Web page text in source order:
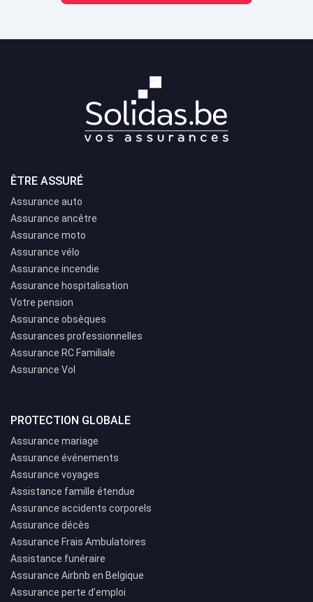
ÊTRE ASSURÉ
Assurance auto
Assurance ancêtre
Assurance moto
Assurance vélo
Assurance incendie
Assurance hospitalisation
Votre pension
Assurance obsèques
Assurances professionnelles
Assurance RC Familiale
Assurance Vol
PROTECTION GLOBALE
Assurance mariage
Assurance événements
Assurance voyages
Assistance famille étendue
Assurance accidents corporels
Assurance décès
Assurance Frais Ambulatoires
Assistance funéraire
Assurance Airbnb en Belgique
Assurance perte d’emploi